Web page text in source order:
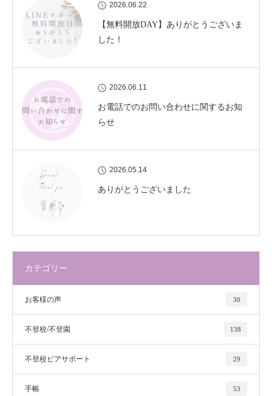
2026.06.22
【無料開放DAY】ありがとうございま
した！
2026.06.11
お電話でのお問い合わせに関するお知
らせ
2026.05.14
ありがとうございました
カテゴリー
お客様の声 30
不登校/不登園 138
不登校ピアサポート 29
手帳 53